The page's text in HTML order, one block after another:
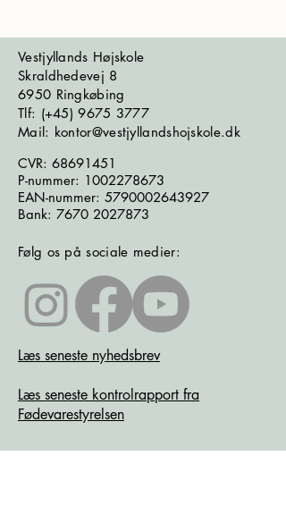
Vestjyllands Højskole
Skraldhedevej 8
6950 Ringkøbing
​​​Tlf: (+45)9675 3777
Mail: kontor@vestjyllandshojskole.dk
CVR: 68691451
P-nummer: 1002278673
EAN-nummer: 5790002643927
Bank: 7670 2027873
Følg os på sociale medier:
Læs seneste nyhedsbrev
Læs seneste kontrolrapport fra
Fødevarestyrelsen